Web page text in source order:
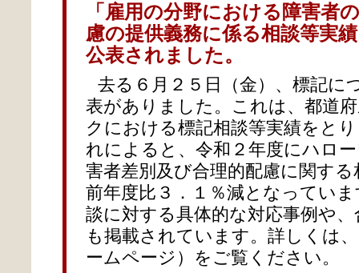
「雇用の分野における障害者
慮の提供義務に係る相談等実
公表されました。
去る６月２５日（金）、標記に
表がありました。これは、都道
クにおける標記相談等実績をと
れによると、令和２年度にハロ
害者差別及び合理的配慮に関す
前年度比３．１％減となってい
談に対する具体的な対応事例や
も掲載されています。詳しくは
ームページ）をご覧ください。